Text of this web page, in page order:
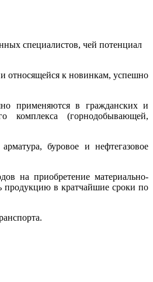
специалистов, чей потенциал
относящейся к новинкам, успешно
применяются в гражданских и
комплекса (горнодобывающей,
буровое и нефтегазовое
на приобретение материально-
продукцию в кратчайшие сроки по